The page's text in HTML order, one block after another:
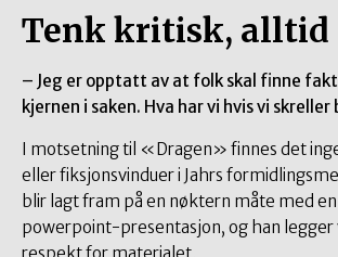
Tenk kritisk, alltid
– Jeg er opptatt av at folk skal finne
kjernen i saken. Hva har vi hvis vi
I motsetning til «Dragen» finnes det
eller fiksjonsvinduer i Jahrs
blir lagt fram på en nøktern måte med en
powerpoint-presentasjon, og han legger